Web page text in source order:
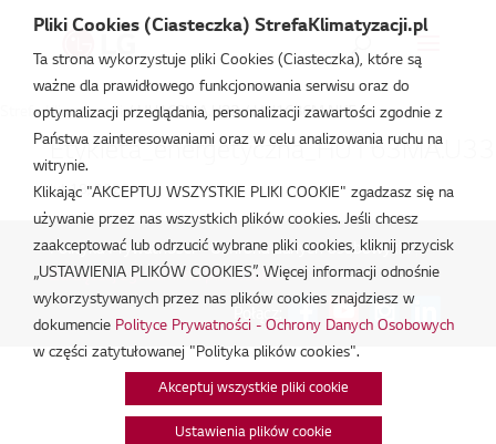
Strefa Klimatyzacji /HU163MA.U33 / HN1636M.NK5
lut 18, 2026
Polityka Prywatności - Ochrona danych osobowych.|
Zarządzaj zgodami na pliki cookie
Połącz:
Pliki Cookies (Ciasteczka) StrefaKlimatyzacji.pl
Ta strona wykorzystuje pliki Cookies (Ciasteczka), które są
ważne dla prawidłowego funkcjonowania serwisu oraz do
optymalizacji przeglądania, personalizacji zawartości zgodnie z
Państwa zainteresowaniami oraz w celu analizowania ruchu na
witrynie.
Klikając "AKCEPTUJ WSZYSTKIE PLIKI COOKIE" zgadzasz się na
używanie przez nas wszystkich plików cookies. Jeśli chcesz
zaakceptować lub odrzucić wybrane pliki cookies, kliknij przycisk
„USTAWIENIA PLIKÓW COOKIES”. Więcej informacji odnośnie
wykorzystywanych przez nas plików cookies znajdziesz w
dokumencie Polityce Prywatności - Ochrony Danych Osobowych
w części zatytułowanej "Polityka plików cookies".
Akceptuj wszystkie pliki cookie
Ustawienia plików cookie